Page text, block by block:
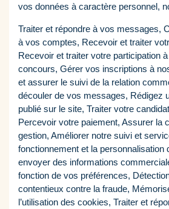
vos données à caractère personnel,
Traiter et répondre à vos messages,
à vos comptes, Recevoir et traiter
Recevoir et traiter votre participation
concours, Gérer vos inscriptions à
et assurer le suivi de la relation
découler de vos messages, Rédigez
publié sur le site, Traiter votre
Percevoir votre paiement, Assurer la
gestion, Améliorer notre suivi et
fonctionnement et la personnalisation
envoyer des informations
fonction de vos préférences,
contentieux contre la fraude,
l’utilisation des cookies, Traiter et